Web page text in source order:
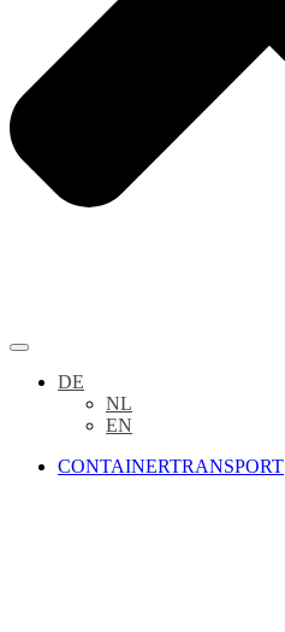
DE
NL
EN
CONTAINERTRANSPORT